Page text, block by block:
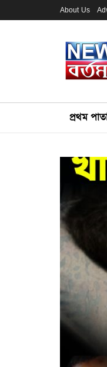
About Us
প্রথম